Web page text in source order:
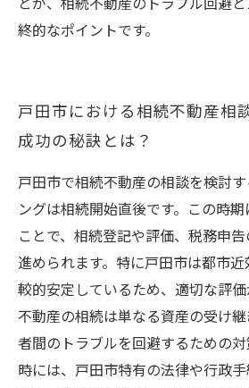
とが、相続不動産のトラブル回避
終的なポイントです。
戸田市における相続不動産相
成功の秘訣とは？
戸田市で相続不動産の相談を検討
ングは相続開始直後です。この時
ことで、相続登記や評価、税務申
進められます。特に戸田市は都市
較的安定しているため、適切な評価
不動産の相続は単なる資産の受け
者間のトラブルを回避するための
時には、戸田市特有の法律や行政